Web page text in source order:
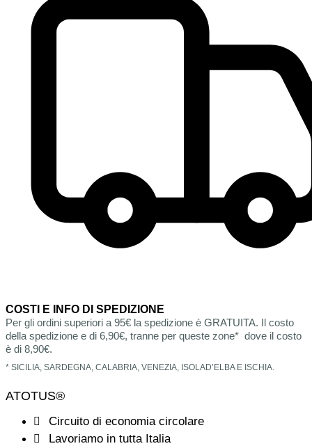
COSTI E INFO DI SPEDIZIONE
Per gli ordini superiori a 95€ la spedizione è GRATUITA. Il costo
della spedizione e di 6,90€, tranne per queste zone* dove il costo
è di 8,90€.
* SICILIA, SARDEGNA, CALABRIA, VENEZIA, ISOLAD’ELBA E ISCHIA.
ATOTUS®
Circuito di economia circolare
Lavoriamo in tutta Italia